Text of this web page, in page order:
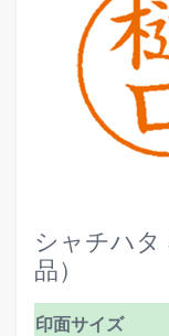
シャチハタ
品）
印面サイズ